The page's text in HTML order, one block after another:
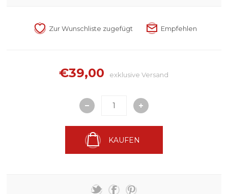
€39,00 exklusiveVersand
KAUFEN